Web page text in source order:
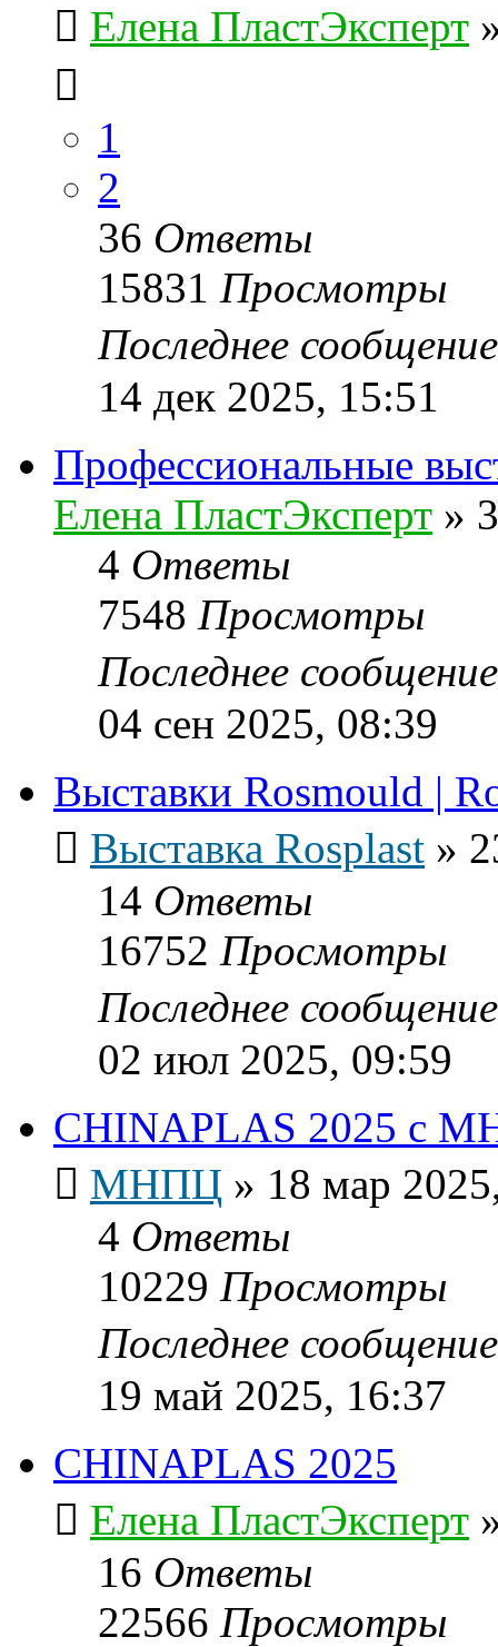
Елена ПластЭксперт
1
2
36 Ответы
15831 Просмотры
Последнее
14 дек 2025, 15:51
Профеcсиональные
Елена ПластЭксперт »
4 Ответы
7548 Просмотры
Последнее
04 сен 2025, 08:39
Выставки Rosmould |
Выставка Rosplast »
14 Ответы
16752 Просмотры
Последнее
02 июл 2025, 09:59
CHINAPLAS 2025 с
МНПЦ » 18 мар
4 Ответы
10229 Просмотры
Последнее
19 май 2025, 16:37
CHINAPLAS 2025
Елена ПластЭксперт
16 Ответы
22566 Просмотры